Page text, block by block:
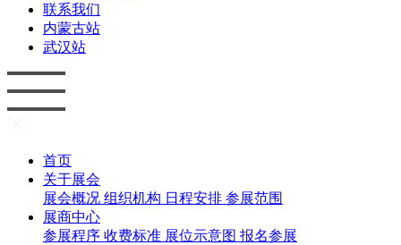
联系我们
内蒙古站
武汉站
首页
关于展会
展会概况 组织机构 日程安排 参展范围
展商中心
参展程序 收费标准 展位示意图 报名参展